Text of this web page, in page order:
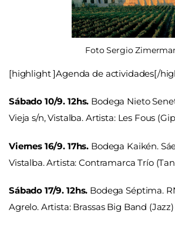
Foto Sergio
[highlight ]Agenda de actividades[/
Sábado 10/9. 12hs. Bodega Nieto
Vieja s/n, Vistalba. Artista: Les Fous
Viernes 16/9. 17hs. Bodega Kaikén.
Vistalba. Artista: Contramarca Trío
Sábado 17/9. 12hs. Bodega Séptima.
Agrelo. Artista: Brassas Big Band (Jazz)